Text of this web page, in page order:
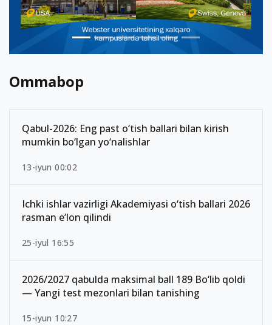
Ommabop
Qabul-2026: Eng past o‘tish ballari bilan kirish
mumkin bo‘lgan yo‘nalishlar
13-iyun 00:02
Ichki ishlar vazirligi Akademiyasi o‘tish ballari 2026
rasman e’lon qilindi
25-iyul 16:55
2026/2027 qabulda maksimal ball 189 Bo‘lib qoldi
— Yangi test mezonlari bilan tanishing
15-iyun 10:27